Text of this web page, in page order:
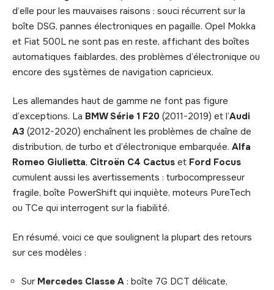
d’elle pour les mauvaises raisons : souci récurrent sur la
boîte DSG, pannes électroniques en pagaille. Opel Mokka
et Fiat 500L ne sont pas en reste, affichant des boîtes
automatiques faiblardes, des problèmes d’électronique ou
encore des systèmes de navigation capricieux.
Les allemandes haut de gamme ne font pas figure
d’exceptions. La BMW Série 1 F20 (2011-2019) et l’Audi
A3 (2012-2020) enchaînent les problèmes de chaîne de
distribution, de turbo et d’électronique embarquée. Alfa
Romeo Giulietta, Citroën C4 Cactus et Ford Focus
cumulent aussi les avertissements : turbocompresseur
fragile, boîte PowerShift qui inquiète, moteurs PureTech
ou TCe qui interrogent sur la fiabilité.
En résumé, voici ce que soulignent la plupart des retours
sur ces modèles :
Sur Mercedes Classe A : boîte 7G DCT délicate,